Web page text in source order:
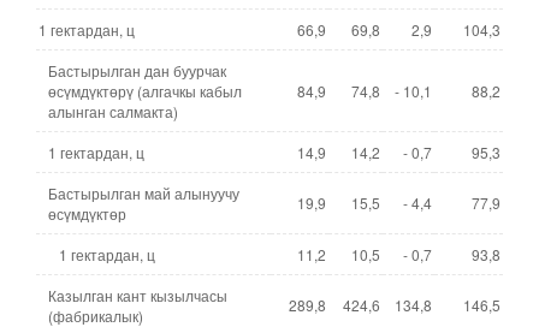
1 гектардан, ц
66,9 69,8 2,9
104,3
Бастырылган дан буурчак
өсүмдүктөрү (алгачкы кабыл
алынган салмакта)
84,9 74,8 - 10,1 88,2
1 гектардан, ц 14,9 14,2 - 0,7
95,3
Бастырылган май алынуучу
өсүмдүктөр
19,9 15,5 - 4,4 77,9
1 гектардан, ц 11,2 10,5 - 0,7
93,8
Казылган кант кызылчасы
(фабрикалык)
289,8 424,6 134,8 146,5